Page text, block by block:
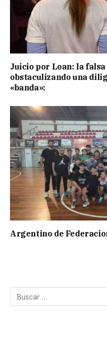
Juicio por Loan: la
obstaculizando una
«banda»:
Argentino de